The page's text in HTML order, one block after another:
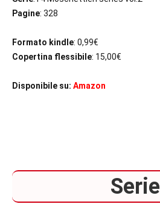
Pagine: 328
Formato kindle: 0,99€
Copertina flessibile: 15,00€
Disponibile su: Amazon
Serie